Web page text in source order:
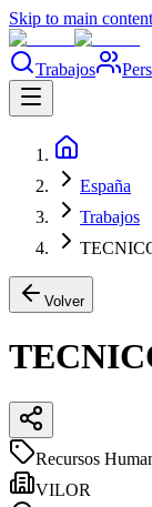
Skip to main content
Trabajos
España
Trabajos
Volver
Recursos
VILOR